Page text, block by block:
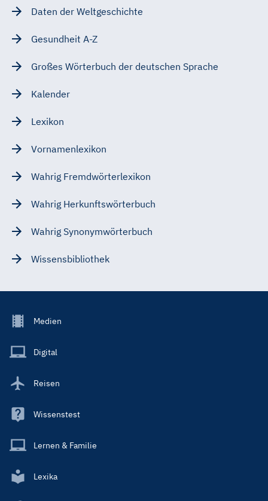
Daten der Weltgeschichte
Gesundheit A-Z
Großes Wörterbuch der deutschen Sprache
Kalender
Lexikon
Vornamenlexikon
Wahrig Fremdwörterlexikon
Wahrig Herkunftswörterbuch
Wahrig Synonymwörterbuch
Wissensbibliothek
Footer
Main
Medien
Digital
Reisen
Wissenstest
Lernen & Familie
Lexika